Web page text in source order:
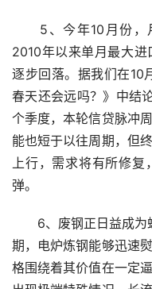
5、今年10月份，
2010年以来单月最大
逐步回落。据我们在10
春天还会远吗？》中结
个季度，本轮信贷脉冲
能也短于以往周期，但
上行，需求将有所修
弹。
6、废钢正日益成为
期，电炉炼钢能够迅速
格围绕着其价值在一定